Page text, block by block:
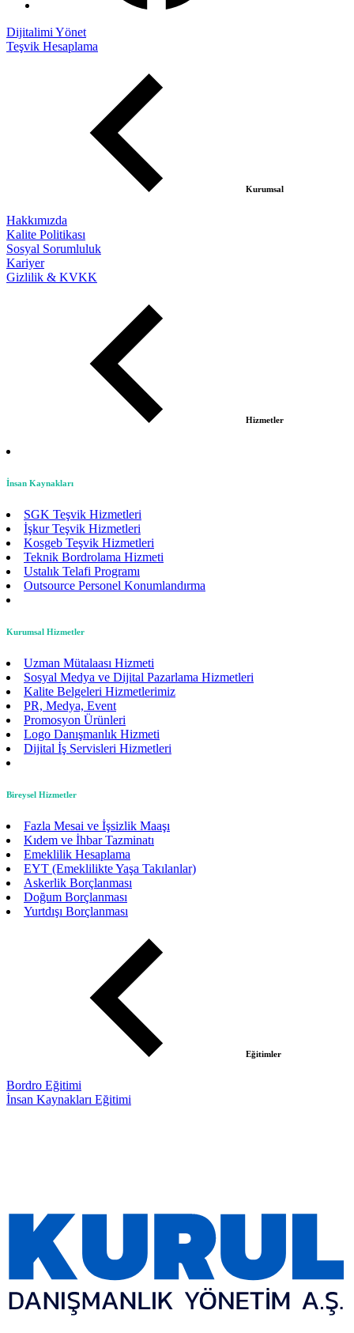
Dijitalimi Yönet
Teşvik Hesaplama
Kurumsal
Hakkımızda
Kalite Politikası
Sosyal Sorumluluk
Kariyer
Gizlilik & KVKK
Hizmetler
İnsan Kaynakları
SGK Teşvik Hizmetleri
İşkur Teşvik Hizmetleri
Kosgeb Teşvik Hizmetleri
Teknik Bordrolama Hizmeti
Ustalık Telafi Programı
Outsource Personel Konumlandırma
Kurumsal Hizmetler
Uzman Mütalaası Hizmeti
Sosyal Medya ve Dijital Pazarlama Hizmetleri
Kalite Belgeleri Hizmetlerimiz
PR, Medya, Event
Promosyon Ürünleri
Logo Danışmanlık Hizmeti
Dijital İş Servisleri Hizmetleri
Bireysel Hizmetler
Fazla Mesai ve İşsizlik Maaşı
Kıdem ve İhbar Tazminatı
Emeklilik Hesaplama
EYT (Emeklilikte Yaşa Takılanlar)
Askerlik Borçlanması
Doğum Borçlanması
Yurtdışı Borçlanması
Eğitimler
Bordro Eğitimi
İnsan Kaynakları Eğitimi